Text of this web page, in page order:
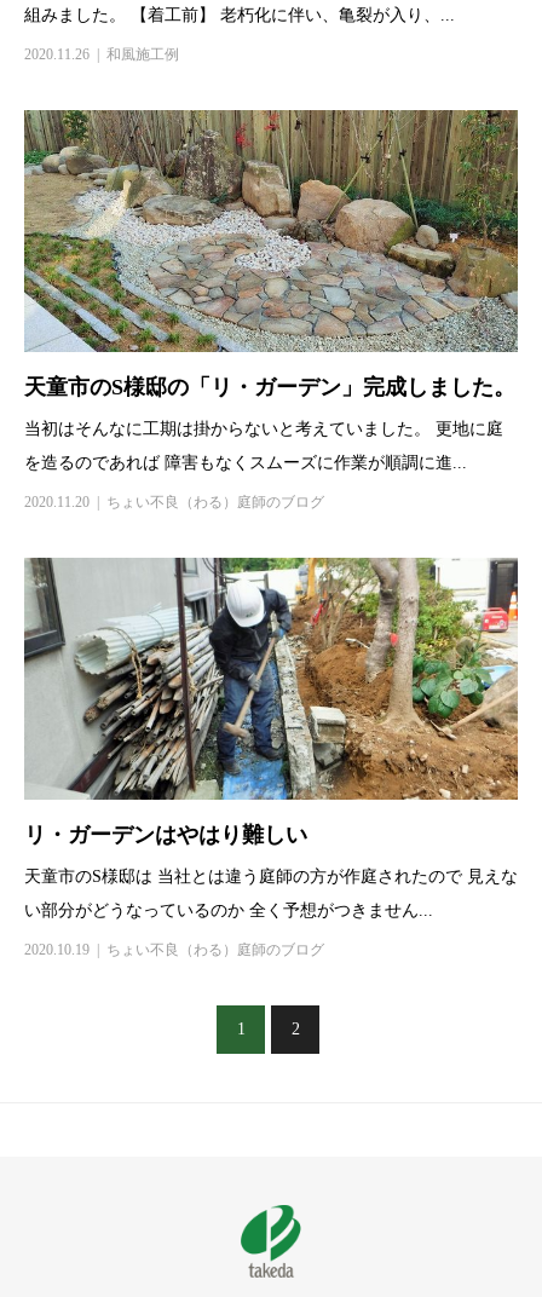
組みました。 【着工前】 老朽化に伴い、亀裂が入り、...
2020.11.26 和風施工例
天童市のS様邸の「リ・ガーデン」完成しました。
当初はそんなに工期は掛からないと考えていました。 更地に庭
を造るのであれば 障害もなくスムーズに作業が順調に進...
2020.11.20 ちょい不良（わる）庭師のブログ
リ・ガーデンはやはり難しい
天童市のS様邸は 当社とは違う庭師の方が作庭されたので 見えな
い部分がどうなっているのか 全く予想がつきません...
2020.10.19 ちょい不良（わる）庭師のブログ
1 2